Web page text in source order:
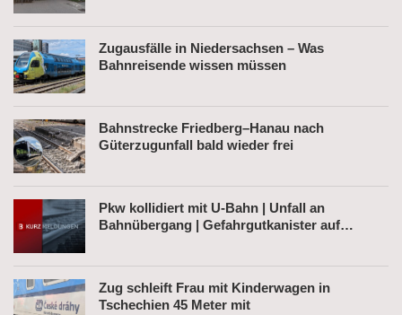
Zugausfälle in Niedersachsen – Was
Bahnreisende wissen müssen
Bahnstrecke Friedberg–Hanau nach
Güterzugunfall bald wieder frei
Pkw kollidiert mit U-Bahn | Unfall an
Bahnübergang | Gefahrgutkanister auf
Zug schleift Frau mit Kinderwagen in
Tschechien 45 Meter mit